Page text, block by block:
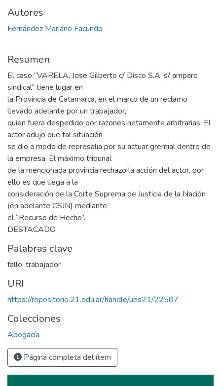
Autores
Fernández Mariano Facundo
Resumen
El caso “VARELA, Jose Gilberto c/ Disco S.A. s/ amparo
sindical” tiene lugar en
la Provincia de Catamarca, en el marco de un reclamo
llevado adelante por un trabajador,
quien fuera despedido por razones netamente arbitrarias. El
actor adujo que tal situación
se dio a modo de represalia por su actuar gremial dentro de
la empresa. El máximo tribunal
de la mencionada provincia rechazo la acción del actor, por
ello es que llega a la
consideración de la Corte Suprema de Justicia de la Nación
(en adelante CSJN) mediante
el “Recurso de Hecho”.
DESTACADO
Palabras clave
fallo, trabajador
URI
https://repositorio.21.edu.ar/handle/ues21/22587
Colecciones
Abogacía
Página completa del ítem